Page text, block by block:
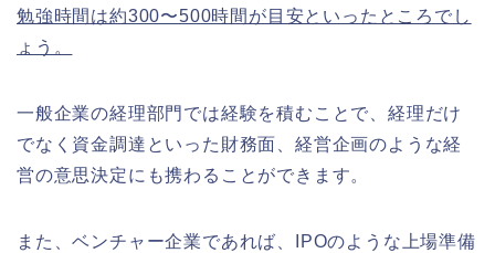
勉強時間は約300〜500時間が目安といったところでし
ょう。
一般企業の経理部門では経験を積むことで、経理だけ
でなく資金調達といった財務面、経営企画のような経
営の意思決定にも携わることができます。
また、ベンチャー企業であれば、IPOのような上場準備